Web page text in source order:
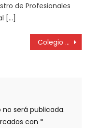
de Profesionales
[…]
Colegio de Higiene y seguridad: fortalecer la cultura preventiva y garantizar el cumplimiento de los protocolos de seguridad
será publicada.
con *